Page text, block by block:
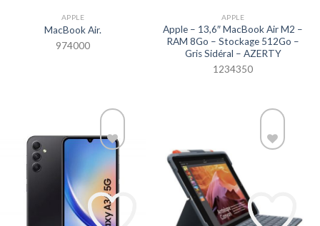
APPLE
MacBook Air.
974000
APPLE
Apple – 13,6″ MacBook Air M2 –
RAM 8Go – Stockage 512Go –
Gris Sidéral – AZERTY
1234350